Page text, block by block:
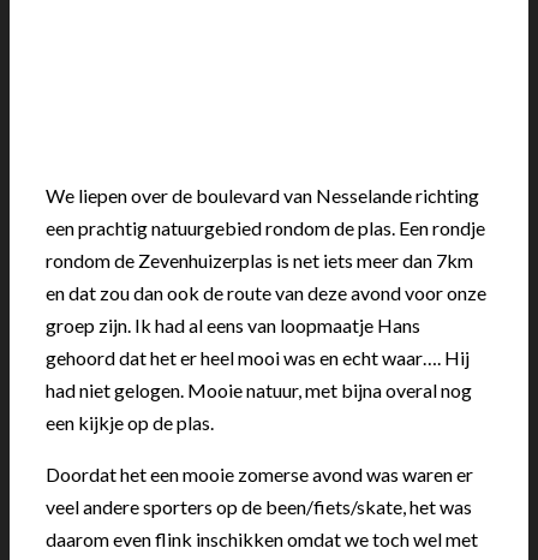
We liepen over de boulevard van Nesselande richting
een prachtig natuurgebied rondom de plas. Een rondje
rondom de Zevenhuizerplas is net iets meer dan 7km
en dat zou dan ook de route van deze avond voor onze
groep zijn. Ik had al eens van loopmaatje Hans
gehoord dat het er heel mooi was en echt waar…. Hij
had niet gelogen. Mooie natuur, met bijna overal nog
een kijkje op de plas.
Doordat het een mooie zomerse avond was waren er
veel andere sporters op de been/fiets/skate, het was
daarom even flink inschikken omdat we toch wel met